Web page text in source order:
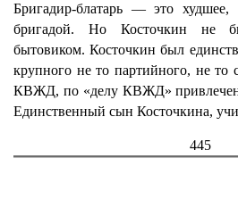
Бригадир-блатарь — это худшее,
бригадой. Но Косточкин не
бытовиком. Косточкин был
крупного не то партийного, не то
КВЖД, по «делу КВЖД»
Единственный сын Косточкина,
445